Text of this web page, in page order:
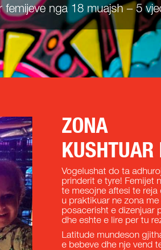
femijeve nga 18 muajsh – 5
ZONA
Vogelushat do ta
prinderit e tyre! Femijet
te mesojne aftesi te
u praktikuar ne zona
posacerisht e dizenjuar
dhe eshte e lire per tu
Latitude mundeson
e bebeve dhe nje vend